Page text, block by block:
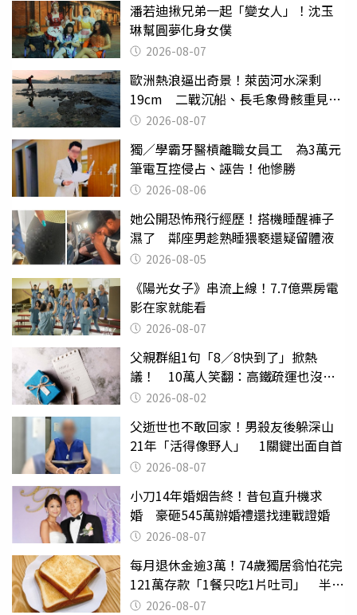
潘若迪揪兄弟一起「變女人」！沈玉
琳幫圓夢化身女僕
2026-08-07
歐洲熱浪逼出奇景！萊茵河水深剩
19cm 二戰沉船、長毛象骨骸重見天
日 2026-08-07
獨／學霸牙醫槓離職女員工 為3萬元
筆電互控侵占、誣告！他慘勝
2026-08-06
她公開恐怖飛行經歷！搭機睡醒褲子
濕了 鄰座男趁熟睡猥褻還疑留體液
2026-08-05
《陽光女子》串流上線！7.7億票房電
影在家就能看
2026-08-07
父親群組1句「8／8快到了」掀熱
議！ 10萬人笑翻：高鐵疏運也沒列
父親節
2026-08-02
父逝世也不敢回家！男殺友後躲深山
21年「活得像野人」 1關鍵出面自首
2026-08-07
小刀14年婚姻告終！昔包直升機求
婚 豪砸545萬辦婚禮還找連戰證婚
2026-08-07
每月退休金逾3萬！74歲獨居翁怕花完
121萬存款「1餐只吃1片吐司」 半年
後暴瘦嚇壞女兒
2026-08-07